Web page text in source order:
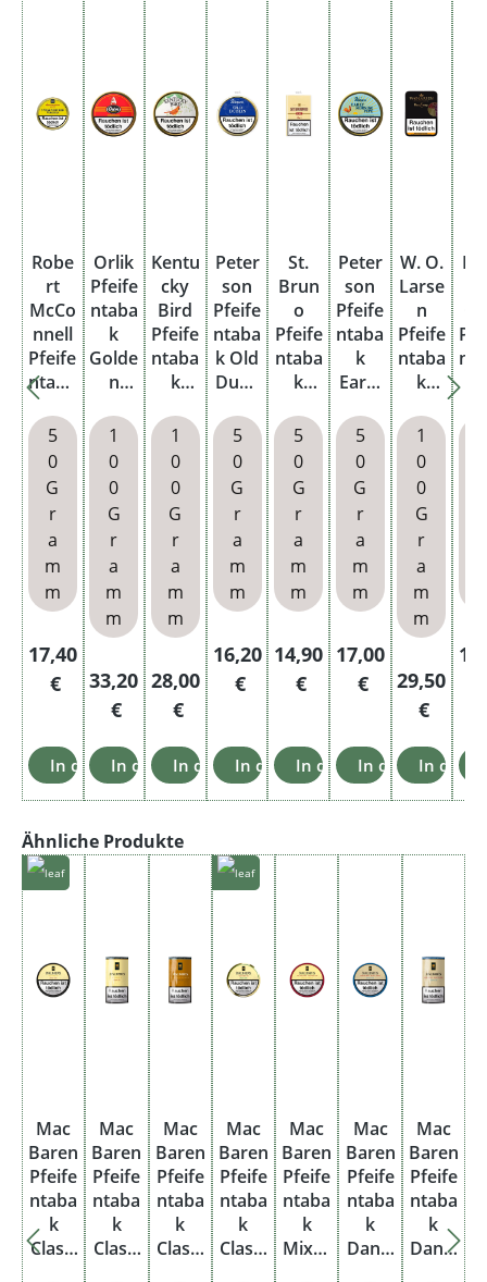
Robe
rt
McCo
nnell
Pfeife
ntaba
Herit
age
Dose
5
Year
Matu
red
Virgin
5
0
G
r
a
m
m
Regulärer Preis:
17,40
€
In den Warenkorb
Orlik
Pfeife
ntaba
k
Golde
n
Dose
1
0
0
G
r
a
m
m
Regulärer Preis:
33,20
€
In den Warenkorb
Kentu
cky
Bird
Pfeife
ntaba
k
1
0
0
G
r
a
m
m
Regulärer Preis:
28,00
€
In den Warenkorb
Peter
son
Pfeife
ntaba
k Old
Dubli
Dose
S
5
0
G
r
a
m
m
Regulärer Preis:
16,20
€
In den Warenkorb
St.
Brun
o
Pfeife
ntaba
k
Pouc
h
5
0
G
r
a
m
m
Regulärer Preis:
14,90
€
In den Warenkorb
Peter
son
Pfeife
ntaba
k
Early
ing
Pipe
5
0
G
r
a
m
m
Regulärer Preis:
17,00
€
In den
W. O.
Larse
n
Pfeife
ntaba
k
Epoq
ue
Dose
1
0
0
G
r
a
m
m
29,50
€
In den
Produktgalerie überspringen
Ähnliche Produkte
Mac
Baren
Pfeife
ntaba
k
Classi
Mac
Baren
Pfeife
ntaba
k
Classi
Mac
Baren
Pfeife
ntaba
k
Classi
Mac
Baren
Pfeife
ntaba
k
Classi
Mac
Baren
Pfeife
ntaba
k
Mixtu
Mac
Baren
Pfeife
ntaba
k
Danis
Mac
Baren
Pfeife
ntaba
k
Danis